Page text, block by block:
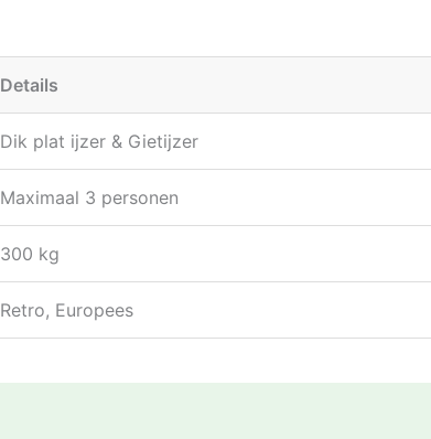
Details
Dik plat ijzer & Gietijzer
Maximaal 3 personen
300 kg
Retro, Europees